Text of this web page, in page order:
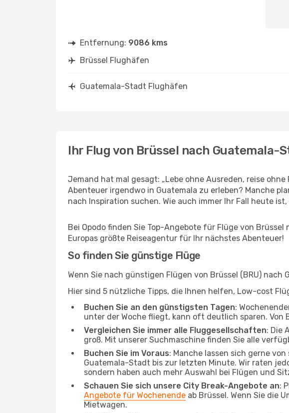
Entfernung: 9086 kms
Brüssel Flughäfen
Guatemala-Stadt Flughäfen
Ihr Flug von Brüssel nach Guatemala-
Jemand hat mal gesagt: „Lebe ohne Ausreden, reise
Abenteuer irgendwo in Guatemala zu erleben? Manche
nach Inspiration suchen. Wie auch immer Ihr Fall heute
Bei Opodo finden Sie Top-Angebote für Flüge von
Europas größte Reiseagentur für Ihr nächstes Abenteuer!
So finden Sie günstige Flüge
Wenn Sie nach günstigen Flügen von Brüssel (BRU)
Hier sind 5 nützliche Tipps, die Ihnen helfen, Low-cost
Buchen Sie an den günstigsten Tagen:
unter der Woche fliegt, kann oft deutlich sparen. Von
Vergleichen Sie immer alle Fluggesellschaften: Die
groß. Mit unserer Suchmaschine finden Sie alle
Buchen Sie im Voraus: Manche lassen sich gerne
Guatemala-Stadt bis zur letzten Minute. Wir raten
sondern haben auch mehr Auswahl bei Flügen und
Schauen Sie sich unsere City Break-Angebote an:
Angebote für Wochenende ab Brüssel. Wenn Sie die
Mietwagen.